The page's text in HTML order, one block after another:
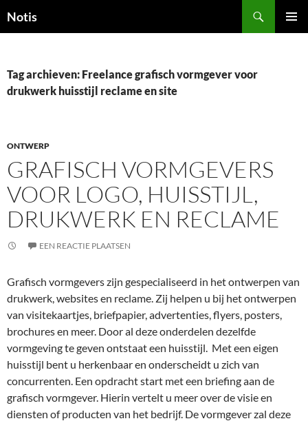
Notis
INHOUD
Tag archieven: Freelance grafisch vormgever voor
drukwerk huisstijl reclame en site
ONTWERP
GRAFISCH VORMGEVERS
VOOR LOGO, HUISSTIJL,
DRUKWERK EN RECLAME
EEN REACTIE PLAATSEN
Grafisch vormgevers zijn gespecialiseerd in het ontwerpen van
drukwerk, websites en reclame. Zij helpen u bij het ontwerpen
van visitekaartjes, briefpapier, advertenties, flyers, posters,
brochures en meer. Door al deze onderdelen dezelfde
vormgeving te geven ontstaat een huisstijl. Met een eigen
huisstijl bent u herkenbaar en onderscheidt u zich van
concurrenten. Een opdracht start met een briefing aan de
grafisch vormgever. Hierin vertelt u meer over de visie en
diensten of producten van het bedrijf. De vormgever zal deze